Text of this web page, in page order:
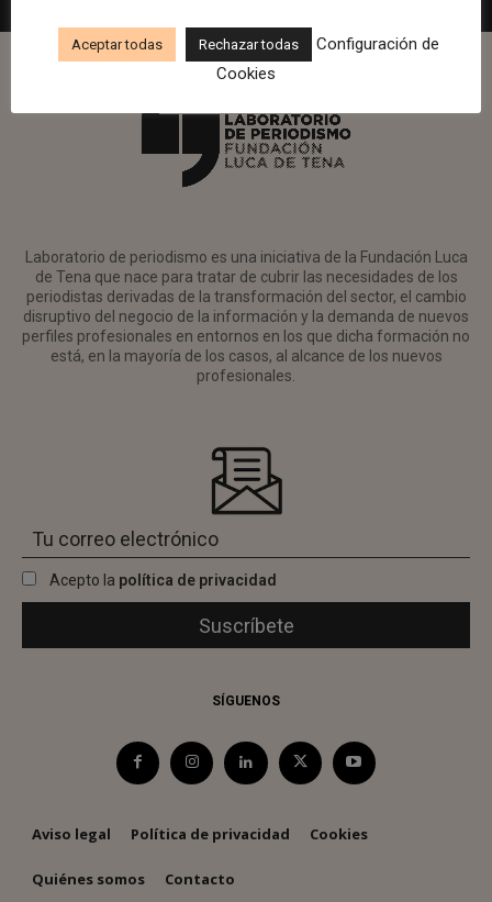
Laboratorio de periodismo es una iniciativa de la Fundación Luca
de Tena que nace para tratar de cubrir las necesidades de los
periodistas derivadas de la transformación del sector, el cambio
disruptivo del negocio de la información y la demanda de nuevos
perfiles profesionales en entornos en los que dicha formación no
está, en la mayoría de los casos, al alcance de los nuevos
profesionales.
Acepto la política de privacidad
SÍGUENOS
Aviso legal Política de privacidad Cookies
Quiénes somos Contacto
Aceptar todas Rechazar todas
Configuración de
Cookies